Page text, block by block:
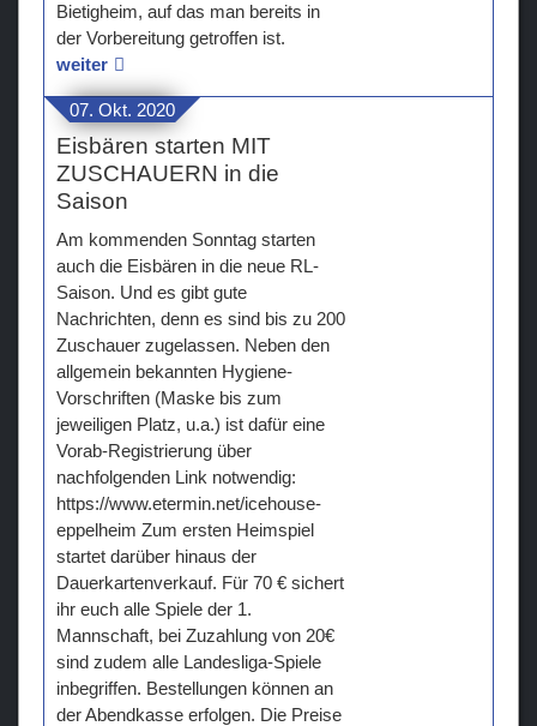
Bietigheim, auf das man bereits in
der Vorbereitung getroffen ist.
weiter
07. Okt. 2020
Eisbären starten MIT
ZUSCHAUERN in die
Saison
Am kommenden Sonntag starten
auch die Eisbären in die neue RL-
Saison. Und es gibt gute
Nachrichten, denn es sind bis zu 200
Zuschauer zugelassen. Neben den
allgemein bekannten Hygiene-
Vorschriften (Maske bis zum
jeweiligen Platz, u.a.) ist dafür eine
Vorab-Registrierung über
nachfolgenden Link notwendig:
https://www.etermin.net/icehouse-
eppelheim Zum ersten Heimspiel
startet darüber hinaus der
Dauerkartenverkauf. Für 70 € sichert
ihr euch alle Spiele der 1.
Mannschaft, bei Zuzahlung von 20€
sind zudem alle Landesliga-Spiele
inbegriffen. Bestellungen können an
der Abendkasse erfolgen. Die Preise